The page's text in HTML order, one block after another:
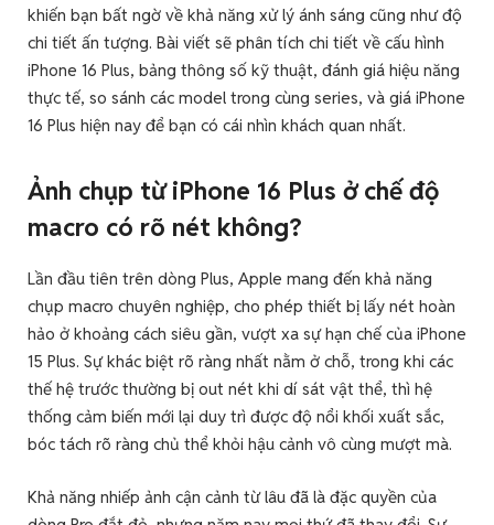
khiến bạn bất ngờ về khả năng xử lý ánh sáng cũng như độ
chi tiết ấn tượng. Bài viết sẽ phân tích chi tiết về cấu hình
iPhone 16 Plus, bảng thông số kỹ thuật, đánh giá hiệu năng
thực tế, so sánh các model trong cùng series, và giá iPhone
16 Plus hiện nay để bạn có cái nhìn khách quan nhất.
Ảnh chụp từ iPhone 16 Plus ở chế độ
macro có rõ nét không?
Lần đầu tiên trên dòng Plus, Apple mang đến khả năng
chụp macro chuyên nghiệp, cho phép thiết bị lấy nét hoàn
hảo ở khoảng cách siêu gần, vượt xa sự hạn chế của iPhone
15 Plus. Sự khác biệt rõ ràng nhất nằm ở chỗ, trong khi các
thế hệ trước thường bị out nét khi dí sát vật thể, thì hệ
thống cảm biến mới lại duy trì được độ nổi khối xuất sắc,
bóc tách rõ ràng chủ thể khỏi hậu cảnh vô cùng mượt mà.
Khả năng nhiếp ảnh cận cảnh từ lâu đã là đặc quyền của